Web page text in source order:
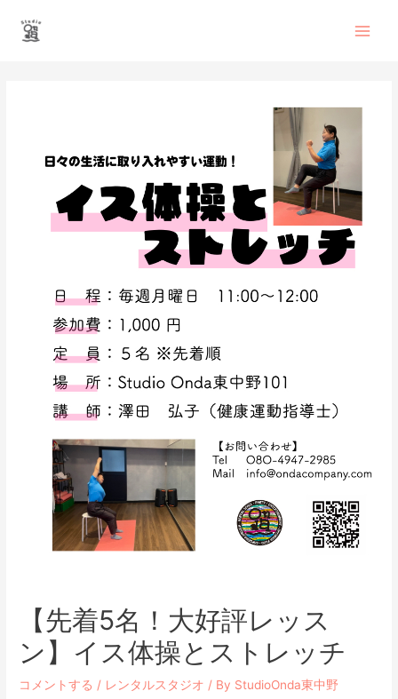
【先着5名！大好評レッス
ン】イス体操とストレッチ
コメントする / レンタルスタジオ / By StudioOnda東中野
ー
ョ